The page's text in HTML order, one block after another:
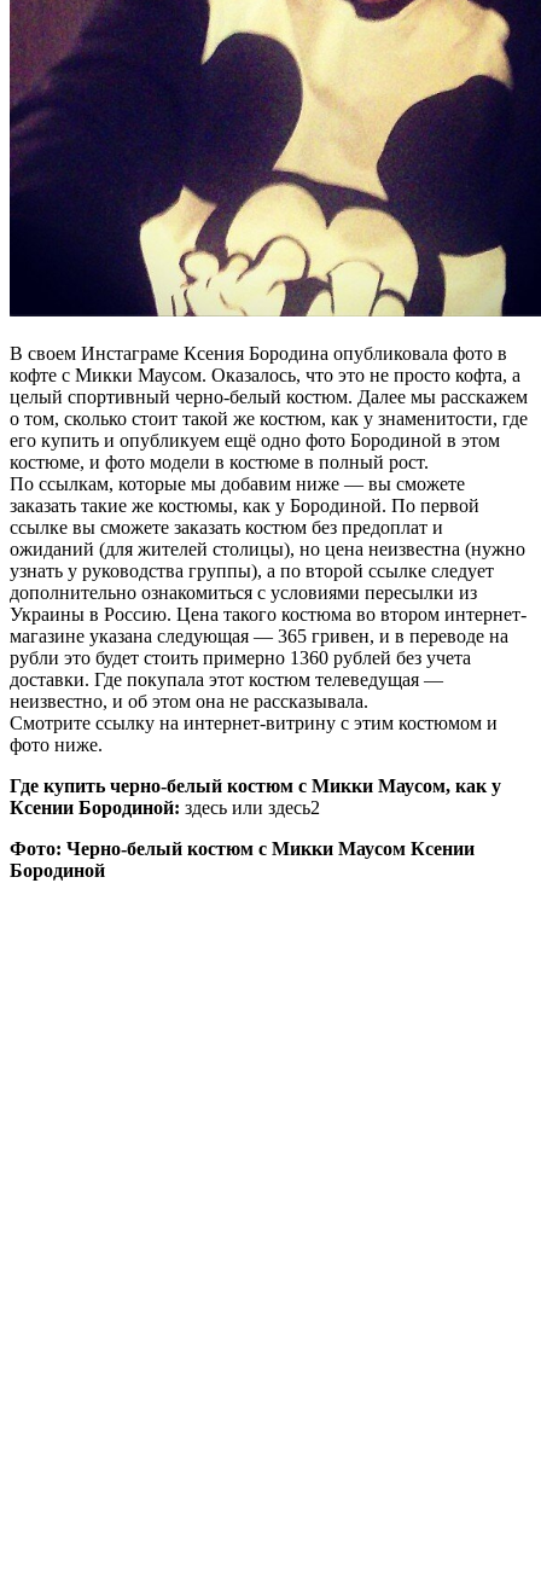
В своем Инстаграме Ксения Бородина опубликовала фото в
кофте с Микки Маусом. Оказалось, что это не просто кофта, а
целый спортивный черно-белый костюм. Далее мы расскажем
о том, сколько стоит такой же костюм, как у знаменитости, где
его купить и опубликуем ещё одно фото Бородиной в этом
костюме, и фото модели в костюме в полный рост.
По ссылкам, которые мы добавим ниже — вы сможете
заказать такие же костюмы, как у Бородиной. По первой
ссылке вы сможете заказать костюм без предоплат и
ожиданий (для жителей столицы), но цена неизвестна (нужно
узнать у руководства группы), а по второй ссылке следует
дополнительно ознакомиться с условиями пересылки из
Украины в Россию. Цена такого костюма во втором интернет-
магазине указана следующая — 365 гривен, и в переводе на
рубли это будет стоить примерно 1360 рублей без учета
доставки. Где покупала этот костюм телеведущая —
неизвестно, и об этом она не рассказывала.
Смотрите ссылку на интернет-витрину с этим костюмом и
фото ниже.
Где купить черно-белый костюм с Микки Маусом, как у
Ксении Бородиной: здесь или здесь2
Фото: Черно-белый костюм с Микки Маусом Ксении
Бородиной